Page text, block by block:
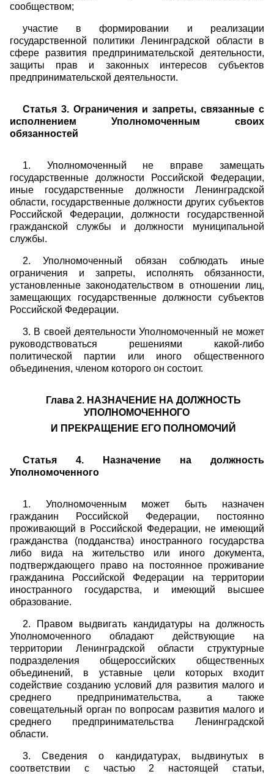
сообществом;
участие в формировании и реализации
государственной политики Ленинградской области в
сфере развития предпринимательской деятельности,
защиты прав и законных интересов субъектов
предпринимательской деятельности.
Статья 3. Ограничения и запреты, связанные с
исполнением Уполномоченным своих
обязанностей
1. Уполномоченный не вправе замещать
государственные должности Российской Федерации,
иные государственные должности Ленинградской
области, государственные должности других субъектов
Российской Федерации, должности государственной
гражданской службы и должности муниципальной
службы.
2. Уполномоченный обязан соблюдать иные
ограничения и запреты, исполнять обязанности,
установленные законодательством в отношении лиц,
замещающих государственные должности субъектов
Российской Федерации.
3. В своей деятельности Уполномоченный не может
руководствоваться решениями какой-либо
политической партии или иного общественного
объединения, членом которого он состоит.
Глава 2. НАЗНАЧЕНИЕ НА ДОЛЖНОСТЬ
УПОЛНОМОЧЕННОГО
И ПРЕКРАЩЕНИЕ ЕГО ПОЛНОМОЧИЙ
Статья 4. Назначение на должность
Уполномоченного
1. Уполномоченным может быть назначен
гражданин Российской Федерации, постоянно
проживающий в Российской Федерации, не имеющий
гражданства (подданства) иностранного государства
либо вида на жительство или иного документа,
подтверждающего право на постоянное проживание
гражданина Российской Федерации на территории
иностранного государства, и имеющий высшее
образование.
2. Правом выдвигать кандидатуры на должность
Уполномоченного обладают действующие на
территории Ленинградской области структурные
подразделения общероссийских общественных
объединений, в уставные цели которых входит
содействие созданию условий для развития малого и
среднего предпринимательства, а также
совещательный орган по вопросам развития малого и
среднего предпринимательства Ленинградской
области.
3. Сведения о кандидатурах, выдвинутых в
соответствии с частью 2 настоящей статьи,